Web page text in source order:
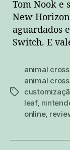
Tom Nook e
New
aguardados
Switch. E
tags
animal
animal
leaf,
online,